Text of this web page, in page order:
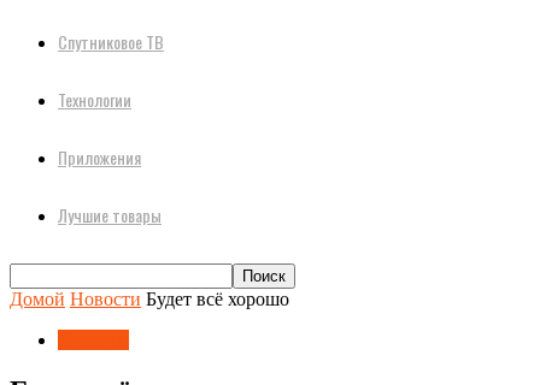
Спутниковое ТВ
Технологии
Приложения
Лучшие товары
Домой Новости Будет всё хорошо